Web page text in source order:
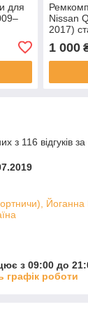
для
Nissan
2017)
1 000
з 116 відгуків за
Йоганна
з 09:00 до
графік роботи